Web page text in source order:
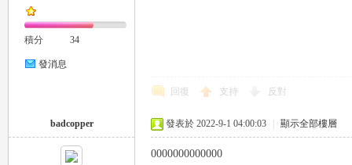
積分 34
發消息
回復 支持 反對
badcopper 發表於 2022-9-1 04:00:03 顯示全部樓層
0000000000000